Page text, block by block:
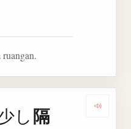
し隔